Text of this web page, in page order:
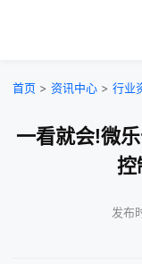
首页 > 资讯中心 > 行业
一看就会!微
控
发布